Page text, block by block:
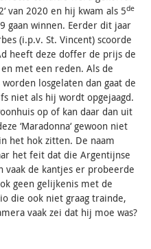
van 2020 en hij kwam als 5de
gaan winnen. Eerder dit jaar
(i.p.v. St. Vincent) scoorde
heeft deze doffer de prijs de
en met een reden. Als de
losgelaten dan gaat de
niet als hij wordt opgejaagd.
op of kan daar dan uit
‘Maradonna‘ gewoon niet
het hok zitten. De naam
het feit dat die Argentijnse
de kantjes er probeerde
geen gelijkenis met de
die ook niet graag trainde,
vaak zei dat hij moe was?